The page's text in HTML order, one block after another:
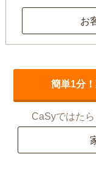
お
簡単1分
CaSyではた